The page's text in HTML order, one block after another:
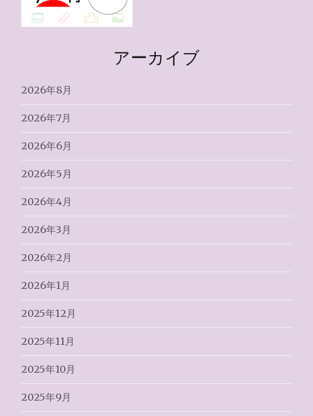
アーカイブ
2026年8月
2026年7月
2026年6月
2026年5月
2026年4月
2026年3月
2026年2月
2026年1月
2025年12月
2025年11月
2025年10月
2025年9月